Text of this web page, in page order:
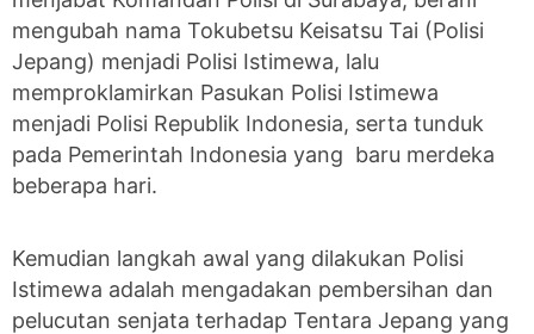
mengubah nama Tokubetsu Keisatsu Tai (Polisi
Jepang) menjadi Polisi Istimewa, lalu
memproklamirkan Pasukan Polisi Istimewa
menjadi Polisi Republik Indonesia, serta tunduk
pada Pemerintah Indonesia yang baru merdeka
beberapa hari.
Kemudian langkah awal yang dilakukan Polisi
Istimewa adalah mengadakan pembersihan dan
pelucutan senjata terhadap Tentara Jepang yang